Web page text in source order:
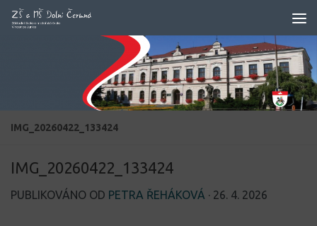
Skip to content
IMG_20260422_133424
IMG_20260422_133424
PUBLIKOVÁNO OD PETRA ŘEHÁKOVÁ · 26. 4. 2026